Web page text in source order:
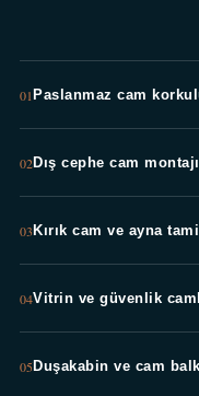
01Paslanmaz cam
02Dış cephe cam montajı
03Kırık cam ve ayna
04Vitrin ve güvenlik
05Duşakabin ve cam